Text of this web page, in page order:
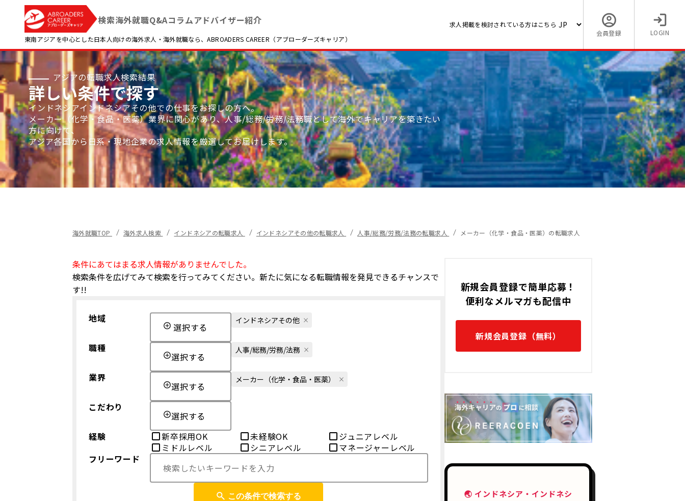
検索海外就職Q&Aコラムアドバイザー紹介
東南アジアを中心とした日本人向けの海外求人・海外就職なら、ABROADERS CAREER（アブローダーズキャリア）
求人掲載を検討されている方はこちら
会員登録
LOGIN
アジアの転職求人検索結果
詳しい条件で探す
インドネシアインドネシアその他での仕事をお探しの方へ。
メーカー（化学・食品・医薬）業界に関心があり、人事/総務/労務/法務職として海外でキャリアを築きたい
方に向けて、
アジア各国から日系・現地企業の求人情報を厳選してお届けします。
海外就職TOP 海外求人検索 インドネシアの転職求人 インドネシアその他の転職求人 人事/総務/労務/法務の転職求人 メーカー（化学・食品・医薬）の転職求人
新規会員登録で簡単応募！
便利なメルマガも配信中
新規会員登録（無料）
🌏 インドネシア・インドネシ
条件にあてはまる求人情報がありませんでした。
検索条件を広げてみて検索を行ってみてください。新たに気になる転職情報を発見できるチャンスで
す!!
地域
選択する
インドネシアその他
職種
選択する
人事/総務/労務/法務
業界
選択する
メーカー（化学・食品・医薬）
こだわり
選択する
経験
新卒採用OK 未経験OK
ジュニアレベル
ミドルレベル
シニアレベル
マネージャーレベル
フリーワード
この条件で検索する